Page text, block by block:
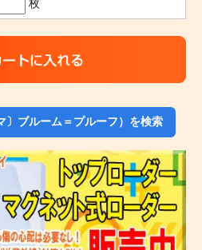
枚
〕ブルーム＝プルーフ）を検索